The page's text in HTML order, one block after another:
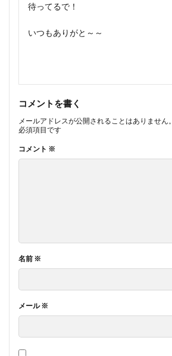
待ってるで！
いつもありがと～～
コメントを書く
メールアドレスが公開されることはありません。
必須項目です
コメント ※
名前 ※
メール※